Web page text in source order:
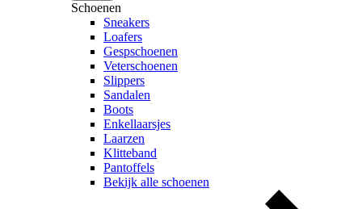
Schoenen
Sneakers
Loafers
Gespschoenen
Veterschoenen
Slippers
Sandalen
Boots
Enkellaarsjes
Laarzen
Klitteband
Pantoffels
Bekijk alle schoenen